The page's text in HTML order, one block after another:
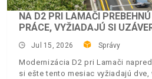
NA D2 PRI LAMAČI
PRÁCE, VYŽIADAJÚ SI
Jul 15, 2026 Správy
Modernizácia D2 pri Lamači
si ešte tento mesiac vyžiadajú dve,